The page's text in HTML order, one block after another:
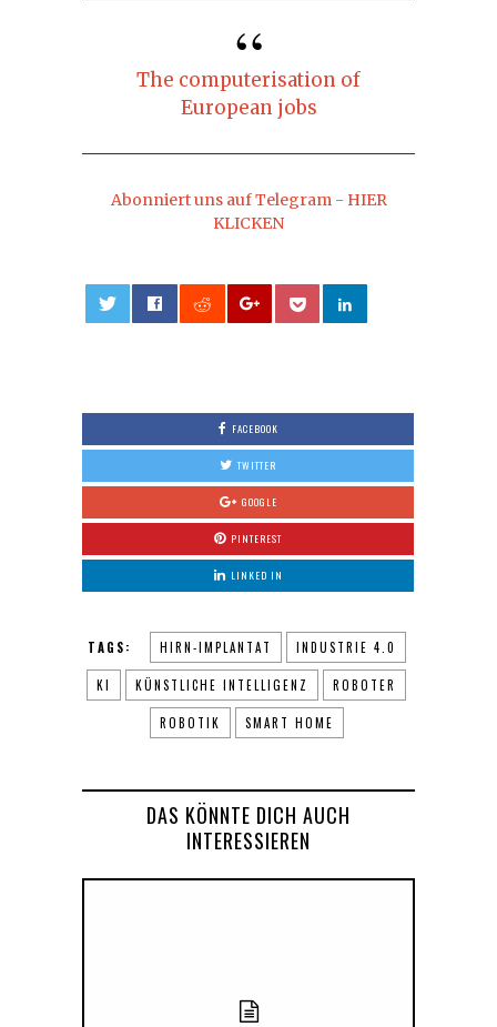
The computerisation of
European jobs
Abonniert uns auf Telegram - HIER
KLICKEN
FACEBOOK
TWITTER
GOOGLE
PINTEREST
LINKED IN
TAGS: HIRN-IMPLANTAT INDUSTRIE 4.0
KI KÜNSTLICHE INTELLIGENZ ROBOTER
ROBOTIK SMART HOME
DAS KÖNNTE DICH AUCH
INTERESSIEREN